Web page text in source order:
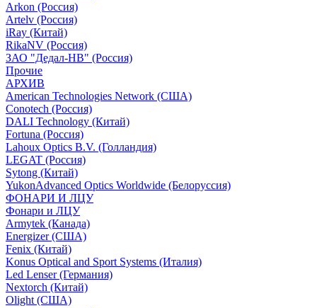
Arkon (Россия)
Artelv (Россия)
iRay (Китай)
RikaNV (Россия)
ЗАО "Дедал-НВ" (Россия)
Прочие
АРХИВ
American Technologies Network (США)
Conotech (Россия)
DALI Technology (Китай)
Fortuna (Россия)
Lahoux Optics B.V. (Голландия)
LEGAT (Россия)
Sytong (Китай)
YukonAdvanced Optics Worldwide (Белоруссия)
ФОНАРИ И ЛЦУ
Фонари и ЛЦУ
Armytek (Канада)
Energizer (США)
Fenix (Китай)
Konus Optical and Sport Systems (Италия)
Led Lenser (Германия)
Nextorch (Китай)
Olight (США)